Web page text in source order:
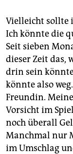
Vielleicht sollte
Ich könnte die
Seit sieben
dieser Zeit das,
drin sein
könnte also
Freundin.
Vorsicht im
noch überall
Manchmal nur
im Umschlag